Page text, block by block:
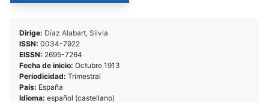
Dirige: Díaz Alabart, Silvia
ISSN: 0034-7922
EISSN: 2695-7264
Fecha de inicio: Octubre 1913
Periodicidad: Trimestral
País: España
Idioma: español (castellano)